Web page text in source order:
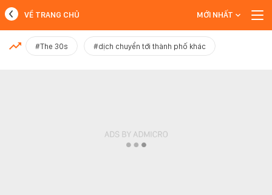
MỚI NHẤT
VỀ TRANG CHỦ MỚI NHẤT
#The 30s #dịch chuyển tới thành phố khác